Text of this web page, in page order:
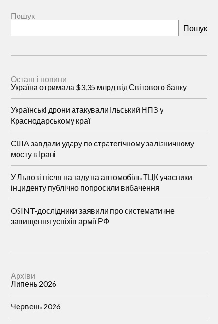
Пошук
Пошук
Останні новини
Україна отримала $3,35 млрд від Світового банку
Українські дрони атакували Ільський НПЗ у
Краснодарському краї
США завдали удару по стратегічному залізничному
мосту в Ірані
У Львові після нападу на автомобіль ТЦК учасники
інциденту публічно попросили вибачення
OSINT-дослідники заявили про систематичне
завищення успіхів армії РФ
Архіви
Липень 2026
Червень 2026